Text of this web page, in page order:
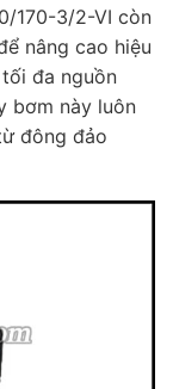
170-3/2-VI còn
nâng cao hiệu
đa nguồn
bơm này luôn
đông đảo